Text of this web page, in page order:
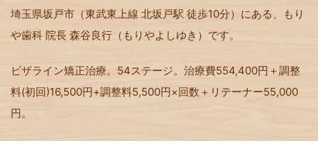
埼玉県坂戸市（東武東上線 北坂戸駅 徒歩10分）にある、もり
や歯科 院長 森谷良行（もりやよしゆき）です。
ビザライン矯正治療。54ステージ。治療費554,400円＋調整
料(初回)16,500円+調整料5,500円×回数＋リテーナー55,000
円。